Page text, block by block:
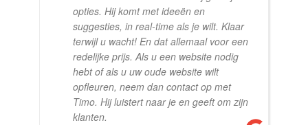
opties. Hij komt met ideeën en
suggesties, in real-time als je wilt. Klaar
terwijl u wacht! En dat allemaal voor een
redelijke prijs. Als u een website nodig
hebt of als u uw oude website wilt
opfleuren, neem dan contact op met
Timo. Hij luistert naar je en geeft om zijn
klanten.